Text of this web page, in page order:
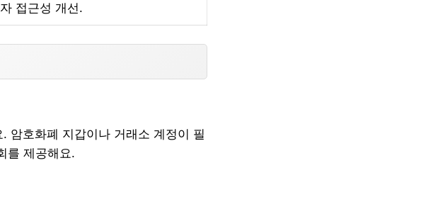
접근성 개선.
암호화폐 지갑이나 거래소 계정이 필
를 제공해요.